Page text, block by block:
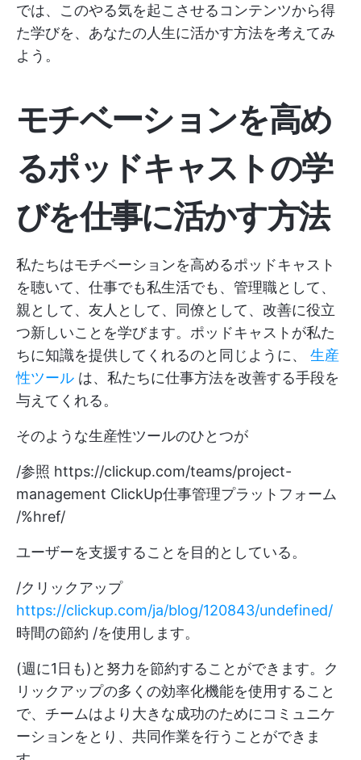
では、このやる気を起こさせるコンテンツから得
た学びを、あなたの人生に活かす方法を考えてみ
よう。
モチベーションを高め
るポッドキャストの学
びを仕事に活かす方法
私たちはモチベーションを高めるポッドキャスト
を聴いて、仕事でも私生活でも、管理職として、
親として、友人として、同僚として、改善に役立
つ新しいことを学びます。ポッドキャストが私た
ちに知識を提供してくれるのと同じように、 生産
性ツール は、私たちに仕事方法を改善する手段を
与えてくれる。
そのような生産性ツールのひとつが
/参照 https://clickup.com/teams/project-
management ClickUp仕事管理プラットフォーム
/%href/
ユーザーを支援することを目的としている。
/クリックアップ
https://clickup.com/ja/blog/120843/undefined/
時間の節約 /を使用します。
(週に1日も)と努力を節約することができます。ク
リックアップの多くの効率化機能を使用すること
で、チームはより大きな成功のためにコミュニケ
ーションをとり、共同作業を行うことができま